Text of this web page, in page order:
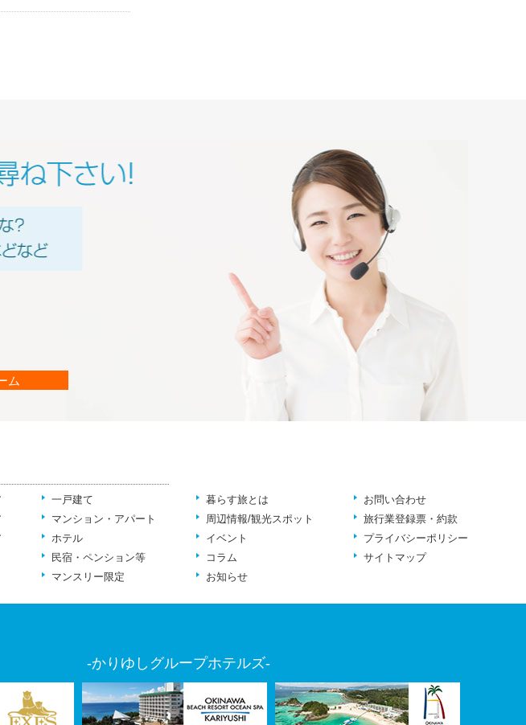
ム
一戸建て
マンション・アパート
ホテル
民宿・ペンション等
マンスリー限定
暮らす旅とは
周辺情報/観光スポット
イベント
コラム
お知らせ
お問い合わせ
旅行業登録票・約款
プライバシーポリシー
サイトマップ
-かりゆしグループホテルズ-